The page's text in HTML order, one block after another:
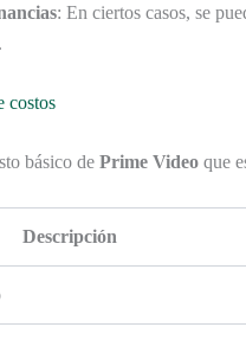
: En ciertos casos, se
costos
básico de Prime Video que
Descripción